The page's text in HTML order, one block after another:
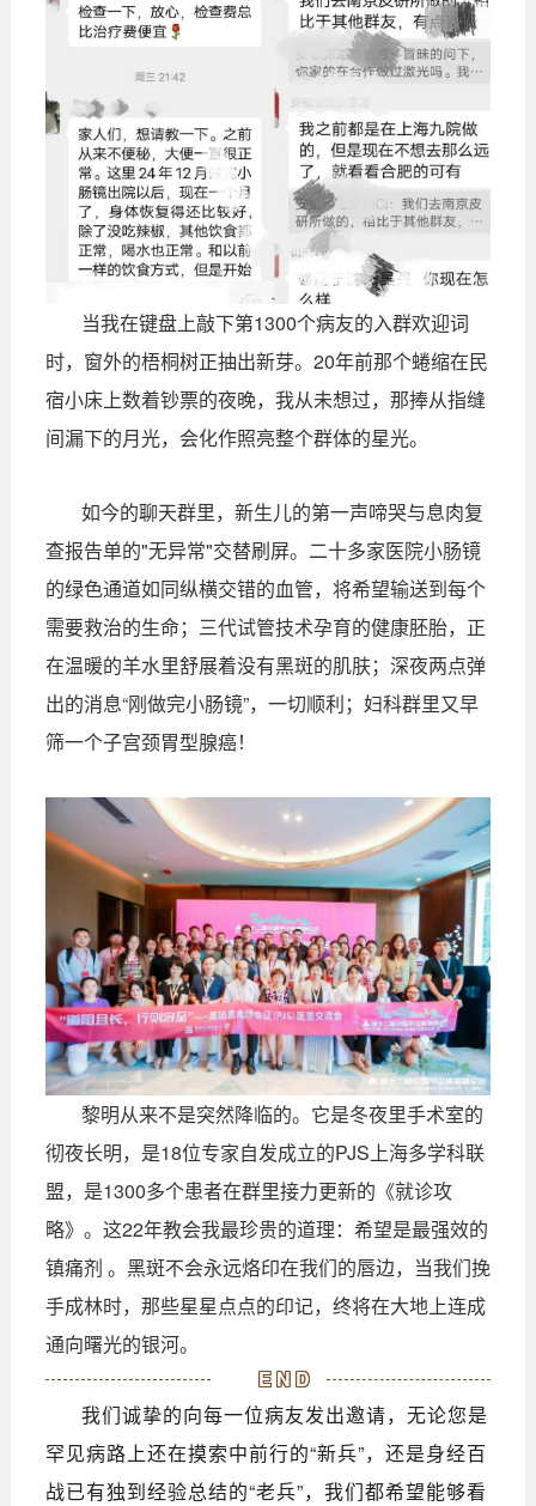
当我在键盘上敲下第1300个病友的入群欢迎词
时，窗外的梧桐树正抽出新芽。 20年前那个蜷缩在民
宿小床上数着钞票的夜晚，我从未想过，那捧从指缝
间漏下的月光，会化作照亮整个群体的星光。
如今的聊天群里，新生儿的第一声啼哭与息肉复
查报告单的"无异常"交替刷屏。二十多家医院小肠镜
的绿色通道如同纵横交错的血管，将希望输送到每个
需要救治的生命；三代试管技术孕育的健康胚胎，正
在温暖的羊水里舒展着没有黑斑的肌肤；深夜两点弹
出的消息“刚做完小肠镜”，一切顺利；妇科群里又早
筛一个子宫颈胃型腺癌！
黎明从来不是突然降临的。它是冬夜里手术室的
彻夜长明，是18位专家自发成立的PJS上海多学科联
盟，是1300多个患者在群里接力更新的《就诊攻
略》。这22年教会我最珍贵的道理： 希望是最强效的
镇痛剂 。黑斑不会永远烙印在我们的唇边，当我们挽
手成林时，那些星星点点的印记，终将在大地上连成
通向曙光的银河。
END
我们诚挚的向每一位病友发出邀请，无论您是
罕见病路上还在摸索中前行的“新兵”，还是身经百
战已有独到经验总结的“老兵”，我们都希望能够看